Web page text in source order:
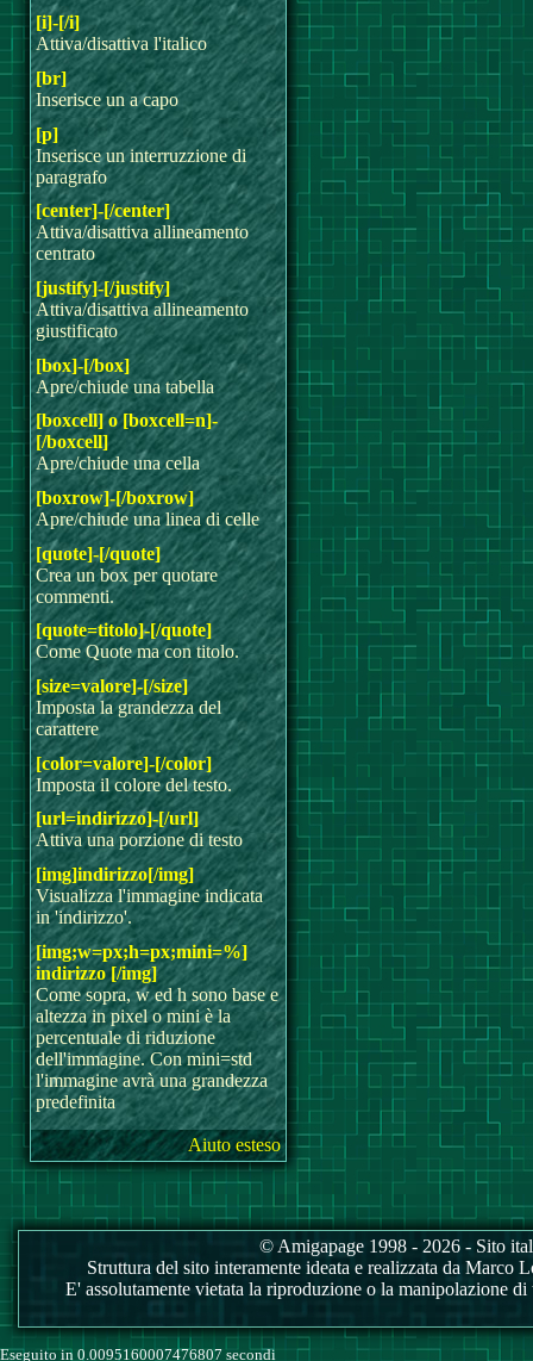
[i]-[/i]
Attiva/disattiva l'italico
[br]
Inserisce un a capo
[p]
Inserisce un interruzzione di
paragrafo
[center]-[/center]
Attiva/disattiva allineamento
centrato
[justify]-[/justify]
Attiva/disattiva allineamento
giustificato
[box]-[/box]
Apre/chiude una tabella
[boxcell] o [boxcell=n]-
[/boxcell]
Apre/chiude una cella
[boxrow]-[/boxrow]
Apre/chiude una linea di celle
[quote]-[/quote]
Crea un box per quotare
commenti.
[quote=titolo]-[/quote]
Come Quote ma con titolo.
[size=valore]-[/size]
Imposta la grandezza del
carattere
[color=valore]-[/color]
Imposta il colore del testo.
[url=indirizzo]-[/url]
Attiva una porzione di testo
[img]indirizzo[/img]
Visualizza l'immagine indicata
in 'indirizzo'.
[img;w=px;h=px;mini=%]
indirizzo [/img]
Come sopra, w ed h sono base e
altezza in pixel o mini è la
percentuale di riduzione
dell'immagine. Con mini=std
l'immagine avrà una grandezza
predefinita
Aiuto esteso
© Amigapage 1998 - 2026 - Sito
Struttura del sito interamente ideata e realizzata da
E' assolutamente vietata la riproduzione o la manipolazione
Eseguito in 0.0095160007476807 secondi